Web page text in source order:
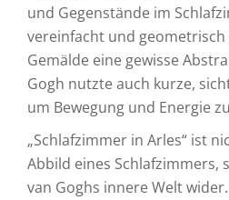
und Gegenstände im
vereinfacht und
Gemälde eine gewisse
Gogh nutzte auch kurze,
um Bewegung und Energie
„Schlafzimmer in Arles“ ist
Abbild eines Schlafzimmers,
van Goghs innere Welt